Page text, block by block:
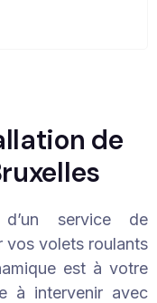
de
service de
vos volets roulants
est à votre
à intervenir avec